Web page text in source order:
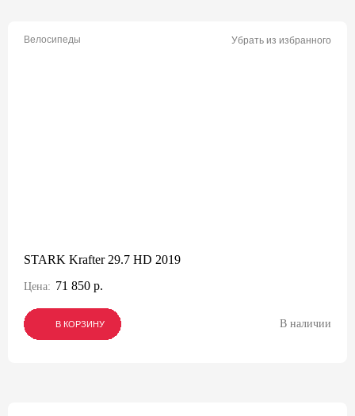
Велосипеды Убрать из избранного
STARK Krafter 29.7 HD 2019
Цена: 71 850 р.
В КОРЗИНУ
В КОРЗИНУ
В КОРЗИНУ В наличии